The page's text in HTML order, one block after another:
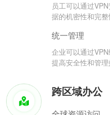
员工可以通过
据的机密性和完整
统一管理
企业可以通过
提高安全性和管理
跨区域办公